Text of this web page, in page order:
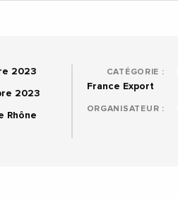
2023
2023
Rhône
CATÉGORIE :
France Export
ORGANISATEUR :